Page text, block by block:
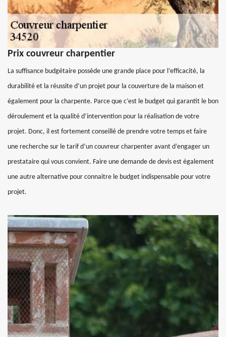
Prix couvreur charpentier
La suffisance budgétaire possède une grande place pour l’efficacité, la
durabilité et la réussite d’un projet pour la couverture de la maison et
également pour la charpente. Parce que c’est le budget qui garantit le bon
déroulement et la qualité d’intervention pour la réalisation de votre
projet. Donc, il est fortement conseillé de prendre votre temps et faire
une recherche sur le tarif d’un couvreur charpenter avant d’engager un
prestataire qui vous convient. Faire une demande de devis est également
une autre alternative pour connaitre le budget indispensable pour votre
projet.